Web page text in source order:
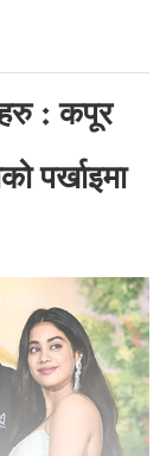
: कपूर
पर्खाइमा